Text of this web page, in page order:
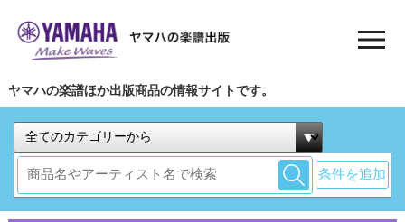
ヤマハの楽譜ほか出版商品の情報サイトです。
条件を追加